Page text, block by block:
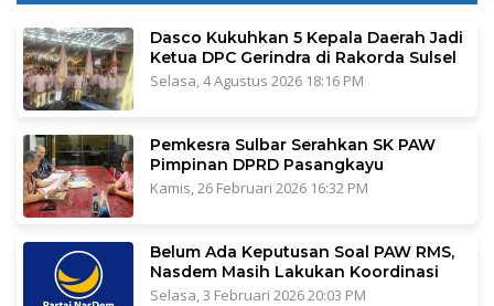
Dasco Kukuhkan 5 Kepala Daerah Jadi
Ketua DPC Gerindra di Rakorda Sulsel
Selasa, 4 Agustus 2026 18:16 PM
Pemkesra Sulbar Serahkan SK PAW
Pimpinan DPRD Pasangkayu
Kamis, 26 Februari 2026 16:32 PM
Belum Ada Keputusan Soal PAW RMS,
Nasdem Masih Lakukan Koordinasi
Selasa, 3 Februari 2026 20:03 PM